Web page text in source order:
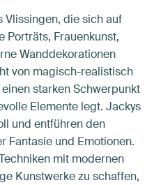
Vlissingen, die sich auf
Porträts, Frauenkunst,
Wanddekorationen
von magisch-realistisch
starken Schwerpunkt
Elemente legt. Jackys
und entführen den
Fantasie und Emotionen.
mit modernen
Kunstwerke zu schaffen,